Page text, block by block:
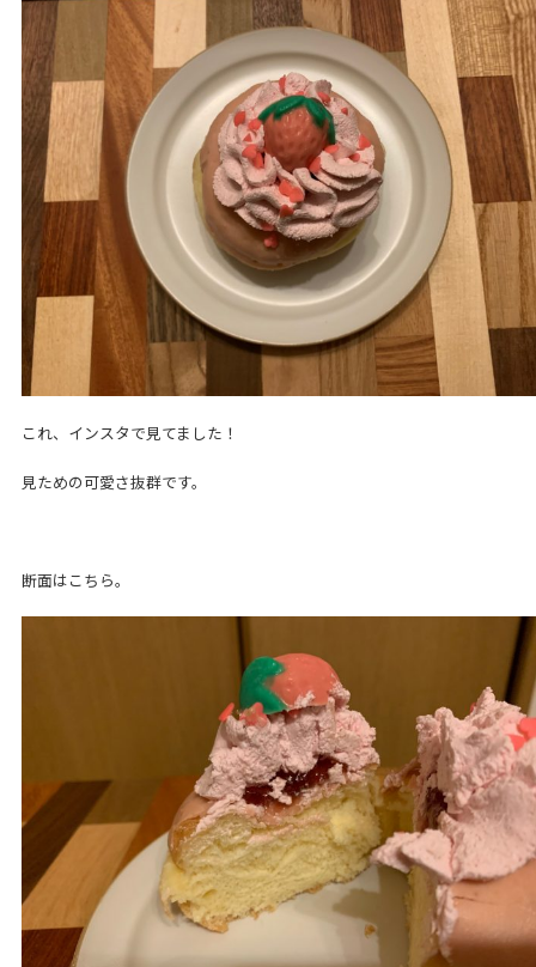
これ、インスタで見てました！
見ための可愛さ抜群です。
断面はこちら。